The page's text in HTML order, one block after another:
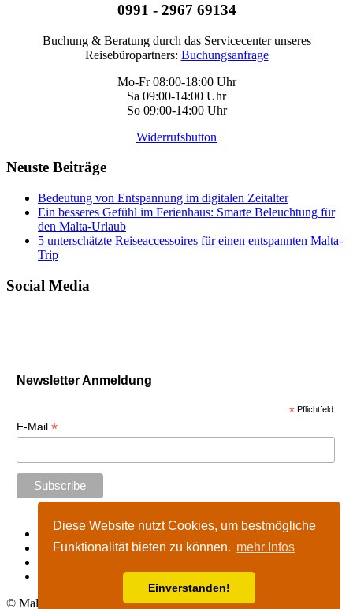
Diese Website nutzt Cookies, um bestmögliche
Funktionalität bieten zu können. mehr Infos
Einverstanden!
0991 - 2967 69134
Buchung & Beratung durch das Servicecenter unseres
Reisebüropartners: Buchungsanfrage
Mo-Fr 08:00-18:00 Uhr
Sa 09:00-14:00 Uhr
So 09:00-14:00 Uhr
Widerrufsbutton
Neuste Beiträge
Bedeutung von Entspannung im digitalen Zeitalter
Ein besseres Gefühl im Ferienhaus: Smarte Beleuchtung für
den Malta-Urlaub
5 unterschätzte Reiseaccessoires für einen entspannten Malta-
Trip
Social Media
Newsletter Anmeldung
* Pflichtfeld
E-Mail *
Start
Impressum
Nutzungshinweise
© Malta-Tours.de - online seit 2002 - 2026